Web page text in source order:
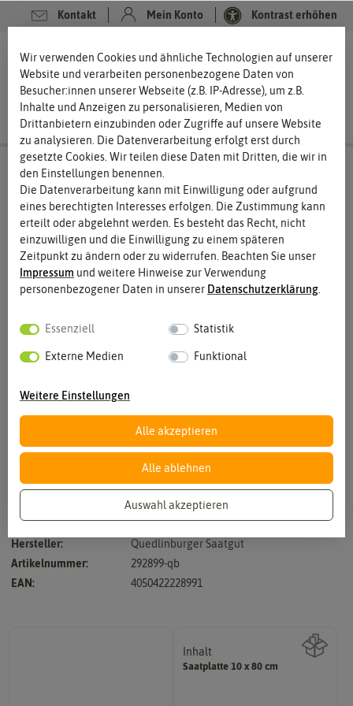
Kontakt Mein Konto Kontrast erhöhen
Hersteller:
Quedlinburger Saatgut
Artikelnummer:
292899-qb
EAN:
4050422228991
Inhalt
Saatplatte 10 x 80 cm
Wie viel ist enthalten
Wir verwenden Cookies und ähnliche Technologien auf unserer
Website und verarbeiten personenbezogene Daten von
Besucher:innen unserer Webseite (z.B. IP-Adresse), um z.B.
Inhalte und Anzeigen zu personalisieren, Medien von
Drittanbietern einzubinden oder Zugriffe auf unsere Website
zu analysieren. Die Datenverarbeitung erfolgt erst durch
gesetzte Cookies. Wir teilen diese Daten mit Dritten, die wir in
den Einstellungen benennen.
Die Datenverarbeitung kann mit Einwilligung oder aufgrund
eines berechtigten Interesses erfolgen. Die Zustimmung kann
erteilt oder abgelehnt werden. Es besteht das Recht, nicht
einzuwilligen und die Einwilligung zu einem späteren
Zeitpunkt zu ändern oder zu widerrufen. Beachten Sie unser
Impressum und weitere Hinweise zur Verwendung
personenbezogener Daten in unserer Daten­schutz­erklärung
Essenziell Statistik
Externe Medien Funktional
Weitere Einstellungen
Alle akzeptieren
Alle ablehnen
Auswahl akzeptieren